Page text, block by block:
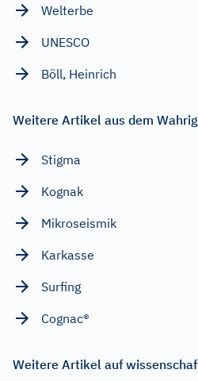
Welterbe
UNESCO
Böll, Heinrich
Weitere Artikel aus dem
Stigma
Kognak
Mikroseismik
Karkasse
Surfing
Cognac®
Weitere Artikel auf